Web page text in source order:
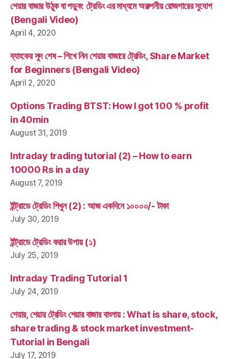
শেয়ার বাজার উঠুক বা পড়ুক: ট্রেডিং এর মাধ্যমে অকল্পনীয় রোজগারের সুযোগ
(Bengali Video)
April 4, 2020
ব্যাংকের সুদ শেষ – শিখে নিন শেয়ার বাজারে ট্রেডিং, Share Market
for Beginners (Bengali Video)
April 2, 2020
Options Trading BTST: How I got 100 % profit
in 40min
August 31, 2019
Intraday trading tutorial (2) – How to earn
10000 Rs in a day
August 7, 2019
ইন্ট্রাডে ট্রেডিং শিখুন (2) : আজ একদিনে ১০০০০/- টাকা
July 30, 2019
ইন্ট্রাডে ট্রেডিং করার উপায় (১)
July 25, 2019
Intraday Trading Tutorial 1
July 24, 2019
শেয়ার, শেয়ার ট্রেডিং শেয়ার বাজার বাংলায় : What is share, stock,
share trading & stock market investment-
Tutorial in Bengali
July 17, 2019